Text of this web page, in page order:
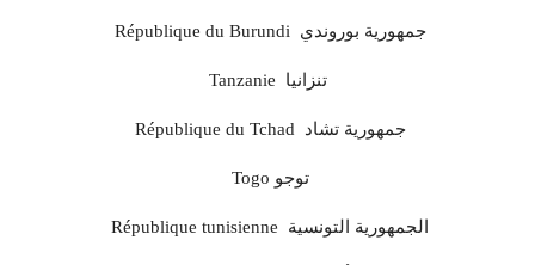
République du Burundi جمهورية بوروندي
Tanzanie تنزانيا
République du Tchad جمهورية تشاد
Togo توجو
République tunisienne الجمهورية التونسية